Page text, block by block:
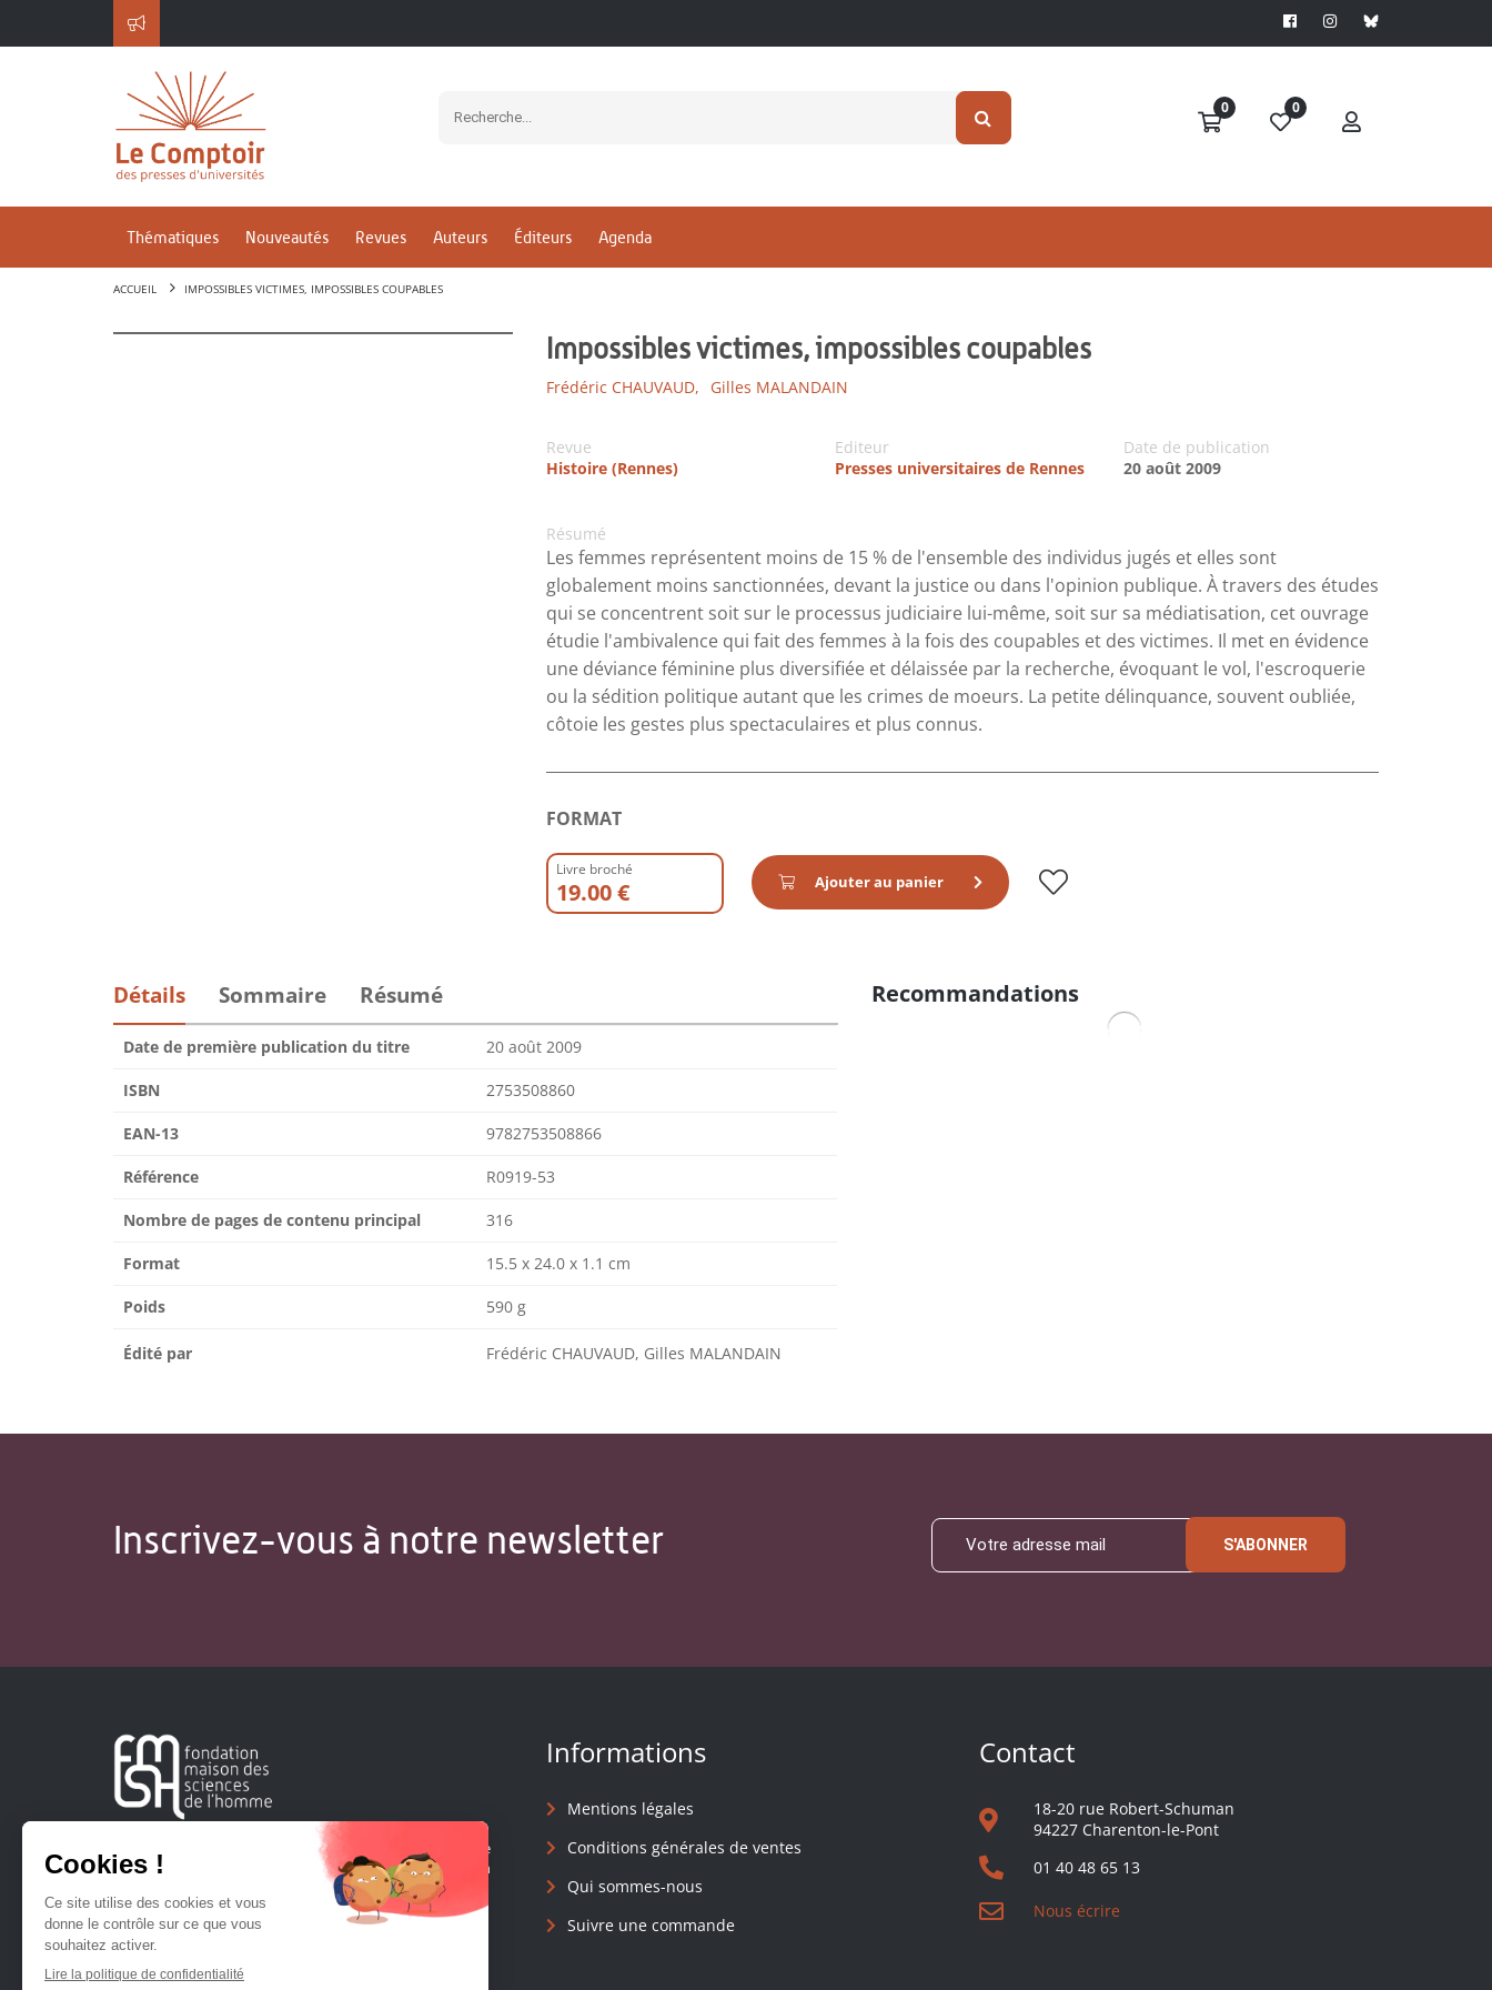
0 0
Thématiques Nouveautés Revues Auteurs Éditeurs Agenda
ACCUEIL IMPOSSIBLES VICTIMES, IMPOSSIBLES COUPABLES
Impossibles victimes, impossibles coupables
Frédéric CHAUVAUD, Gilles MALANDAIN
Revue
Histoire (Rennes)
Editeur
Presses universitaires de Rennes
Date de publication
20 août 2009
Résumé
Les femmes représentent moins de 15 % de l'ensemble des individus jugés et elles sont
globalement moins sanctionnées, devant la justice ou dans l'opinion publique. À travers des études
qui se concentrent soit sur le processus judiciaire lui-même, soit sur sa médiatisation, cet ouvrage
étudie l'ambivalence qui fait des femmes à la fois des coupables et des victimes. Il met en évidence
une déviance féminine plus diversifiée et délaissée par la recherche, évoquant le vol, l'escroquerie
ou la sédition politique autant que les crimes de moeurs. La petite délinquance, souvent oubliée,
côtoie les gestes plus spectaculaires et plus connus.
FORMAT
Livre broché
19.00 € Ajouter au panier
Détails Sommaire Résumé
Date de première publication du titre 20 août 2009
ISBN 2753508860
EAN-13 9782753508866
Référence R0919-53
Nombre de pages de contenu principal 316
Format 15.5 x 24.0 x 1.1 cm
Poids 590 g
Édité par Frédéric CHAUVAUD, Gilles MALANDAIN
Recommandations
Inscrivez-vous à notre newsletter S'ABONNER
Créée en 1963, la Fondation Maison Sciences de l'Homme
soutient la recherche et la diffusion des connaissances en
Informations
Mentions légales
Conditions générales de ventes
Qui sommes-nous
Suivre une commande
Contact
18-20 rue Robert-Schuman
94227 Charenton-le-Pont
01 40 48 65 13
Nous écrire